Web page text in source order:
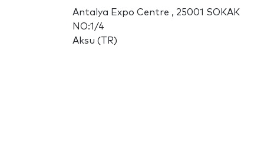
Antalya Expo Centre , 25001 SOKAK
NO:1/4
Aksu (TR)